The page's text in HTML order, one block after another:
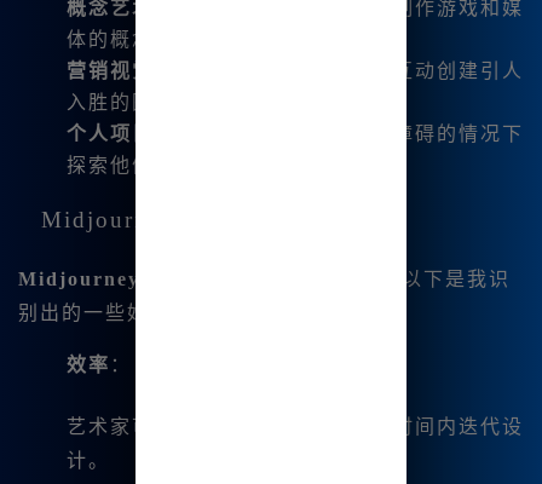
概念艺术
：设计师利用此工具快速制作游戏和媒
体的概念艺术。
营销视觉
：企业为广告和社交媒体互动创建引人
入胜的图形。
个人项目
：爱好者在没有传统媒介障碍的情况下
探索他们的创意。
Midjourney对艺术创作的影响
Midjourney
改变了艺术家创作的方式。以下是我识
别出的一些好处：
效率 ：
艺术家可以在比手动技术短得多的时间内迭代设
计。